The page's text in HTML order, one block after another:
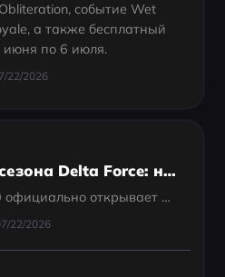
событие Wet
а также бесплатный
по 6 июля.
22/2026
Дата выхода 10 сезона Delta Force: новости и анонс Season Meltdown
Delta Force Season 10 официально открывает новую крупную главу с Season Meltdown. Новый сезон стартует 30 июня и принесёт один из самых масштабных пакетов контента в этом году: новую карту для Operations, новую карту для Warfare, нового...
22/2026